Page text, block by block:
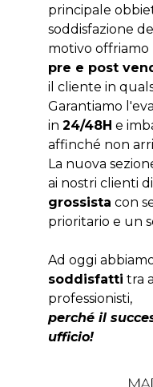
principale
soddisfazione
motivo offriamo
pre e post
il cliente in
Garantiamo
in 24/48H e
affinché non
La nuova
ai nostri clienti
grossista con
prioritario e un
Ad oggi
soddisfatti tra
professionisti,
perché il
ufficio!